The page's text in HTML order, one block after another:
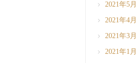
2021年5月
2021年4月
2021年3月
2021年1月